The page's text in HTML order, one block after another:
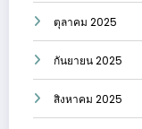
ตุลาคม 2025
กันยายน 2025
สิงหาคม 2025